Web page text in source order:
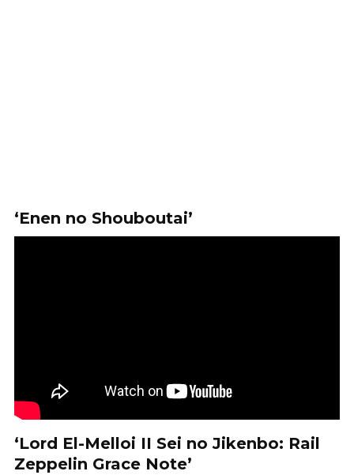
‘Enen no Shouboutai’
‘Lord El-Melloi II Sei no Jikenbo: Rail
Zeppelin Grace Note’